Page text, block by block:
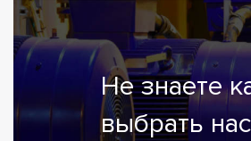
Не знаете
выбрать